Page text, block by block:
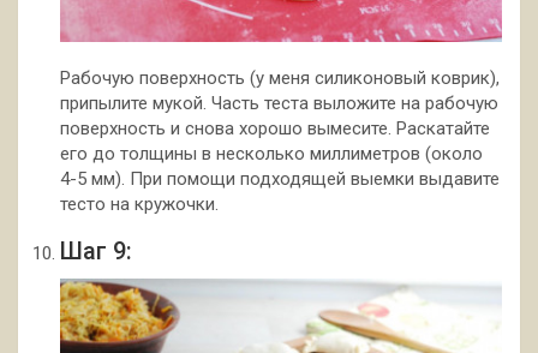
Рабочую поверхность (у меня силиконовый коврик),
припылите мукой. Часть теста выложите на рабочую
поверхность и снова хорошо вымесите. Раскатайте
его до толщины в несколько миллиметров (около
4-5 мм). При помощи подходящей выемки выдавите
тесто на кружочки.
Шаг 9: